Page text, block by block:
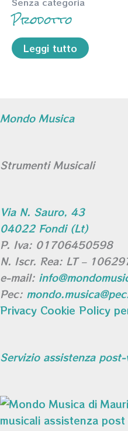
Prodotto
Leggi tutto
Mondo Musica
Strumenti Musicali
Via N. Sauro, 43
04022 Fondi (Lt)
P. Iva: 01706450598
N. Iscr. Rea: LT –
e-mail:
Pec:
Privacy Cookie Policy
Servizio assistenza